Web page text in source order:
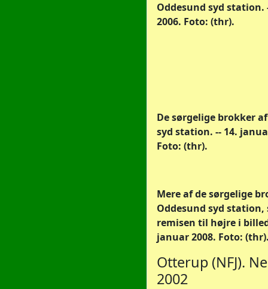
Oddesund syd station.
2006. Foto: (thr).
De sørgelige brokker
syd station. -- 14.
Foto: (thr).
Mere af de sørgelige
Oddesund syd station,
remisen til højre i
januar 2008. Foto:
Otterup (NFJ).
2002